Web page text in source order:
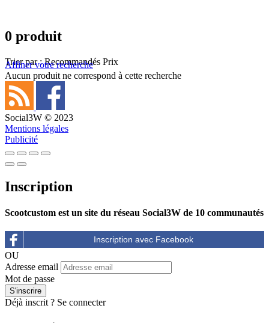
0 produit
Trier par : Recommandés Prix
Affiner votre recherche
Aucun produit ne correspond à cette recherche
Social3W © 2023
Mentions légales
Publicité
Inscription
Scootcustom est un site du réseau Social3W de 10 communautés
OU
Adresse email
Mot de passe
Déjà inscrit ? Se connecter